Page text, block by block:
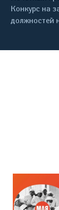
Конкурс на
должностей